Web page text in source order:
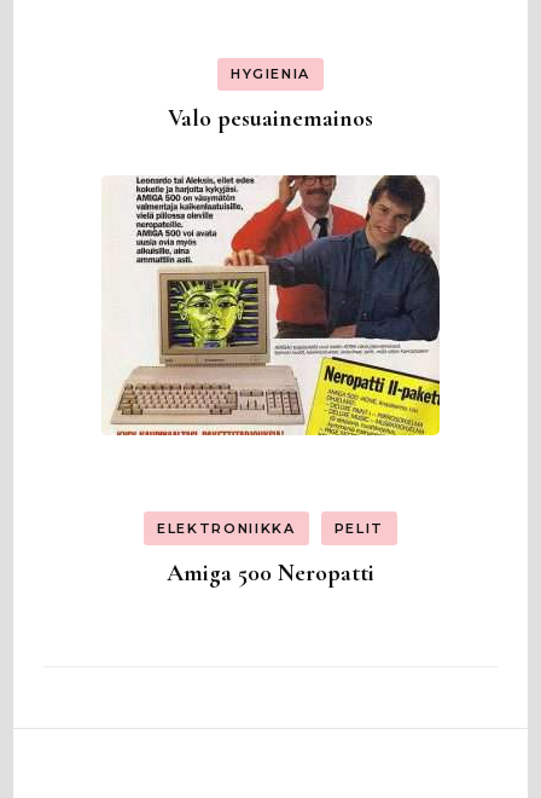
HYGIENIA
Valo pesuainemainos
ELEKTRONIIKKA PELIT
Amiga 500 Neropatti